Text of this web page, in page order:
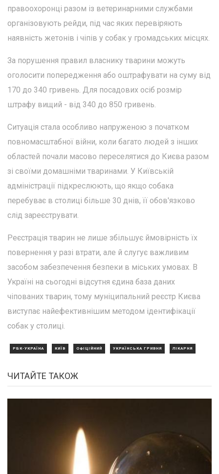
правоохоронці разом із ветеринарними службами
організовують рейди, під час яких перевіряють
наявність жетонів і чіпів у собак у громадських місцях.
За порушення правил власнику тварини можуть
оголосити попередження або оштрафувати на суму від
170 до 340 гривень. Для посадових осіб розмір
штрафу вищий - від 340 до 850 гривень.
Ситуація стала особливо напруженою з початком
повномасштабної війни, коли багато людей з інших
областей почали масово переселятися до Києва разом
зі своїми домашніми тваринами. У Київській
адміністрації підкреслюють, що якщо собака
перебуває в столиці більше 30 днів, її обов'язково
слід зареєструвати.
Реєстрація тварин не лише збільшує ймовірність їх
повернення у разі втрати, але й слугує важливим
засобом забезпечення безпеки в міських умовах. В
Україні на сьогодні відсутня єдина база даних
чіпованих тварин, тому муніципальний реєстр Києва
виступає найефективнішим методом ідентифікації
собак у столиці.
РБК-УКРАЇНА КИЇВ ОФІЦІЙНИЙ УКРАЇНСЬКА ГРИВНЯ ЛІКАРНЯ
ЧИТАЙТЕ ТАКОЖ